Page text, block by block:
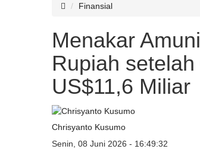
Finansial
Menakar
Rupiah
US$11,6 Miliar
Chrisyanto Kusumo
Senin, 08 Juni 2026 - 16:49:32